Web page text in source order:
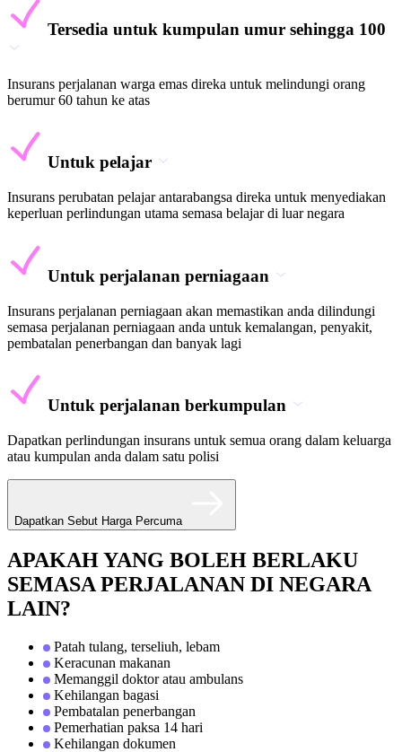
Tersedia untuk kumpulan umur sehingga 100
Insurans perjalanan warga emas direka untuk melindungi orang
berumur 60 tahun ke atas
Untuk pelajar
Insurans perubatan pelajar antarabangsa direka untuk menyediakan
keperluan perlindungan utama semasa belajar di luar negara
Untuk perjalanan perniagaan
Insurans perjalanan perniagaan akan memastikan anda dilindungi
semasa perjalanan perniagaan anda untuk kemalangan, penyakit,
pembatalan penerbangan dan banyak lagi
Untuk perjalanan berkumpulan
Dapatkan perlindungan insurans untuk semua orang dalam keluarga
atau kumpulan anda dalam satu polisi
Dapatkan Sebut Harga Percuma
APAKAH YANG BOLEH BERLAKU
SEMASA PERJALANAN DI NEGARA
LAIN?
Patah tulang, terseliuh, lebam
Keracunan makanan
Memanggil doktor atau ambulans
Kehilangan bagasi
Pembatalan penerbangan
Pemerhatian paksa 14 hari
Kehilangan dokumen